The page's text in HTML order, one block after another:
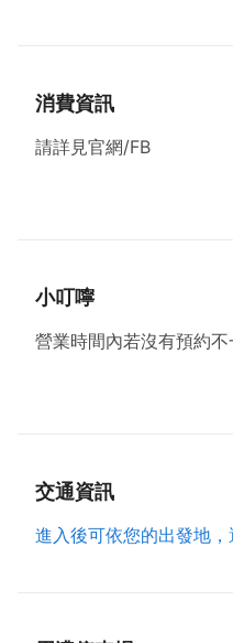
消費資訊
請詳見官網/FB
小叮嚀
營業時間內若沒有預約
交通資訊
進入後可依您的出發地